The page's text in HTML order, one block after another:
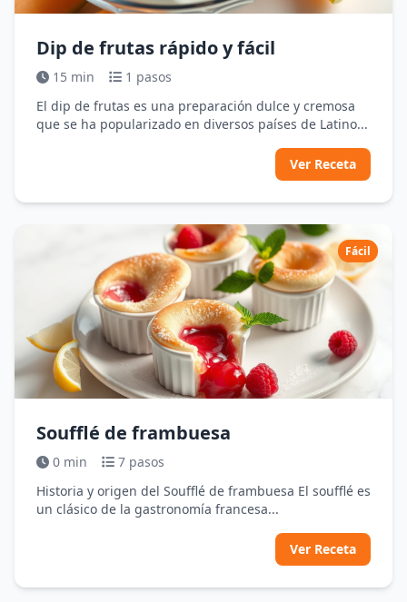
Dip de frutas rápido y fácil
15 min
1 pasos
El dip de frutas es una preparación dulce y cremosa
que se ha popularizado en diversos países de Latino...
Ver Receta
Fácil
Soufflé de frambuesa
0 min
7 pasos
Historia y origen del Soufflé de frambuesa El soufflé es
un clásico de la gastronomía francesa...
Ver Receta